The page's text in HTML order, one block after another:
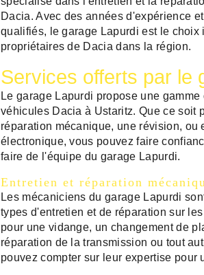
Dacia. Avec des années d'expérience
qualifiés, le garage Lapurdi est le choix
propriétaires de Dacia dans la région.
Services offerts par le
Le garage Lapurdi propose une
véhicules Dacia à Ustaritz. Que ce soit
réparation mécanique, une révision, ou
électronique, vous pouvez faire
faire de l'équipe du garage Lapurdi.
Entretien et réparation
Les mécaniciens du garage Lapurdi
types d'entretien et de réparation sur
pour une vidange, un changement de
réparation de la transmission ou tout
pouvez compter sur leur expertise pour